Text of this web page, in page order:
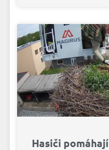
Hasiči pomáhají